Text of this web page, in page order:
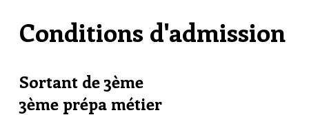
Conditions d'admission
Sortant de 3ème
3ème prépa métier